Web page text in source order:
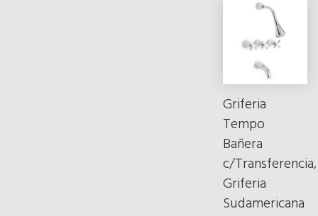
Griferia
Tempo
Bañera
c/Transferencia,
Griferia
Sudamericana